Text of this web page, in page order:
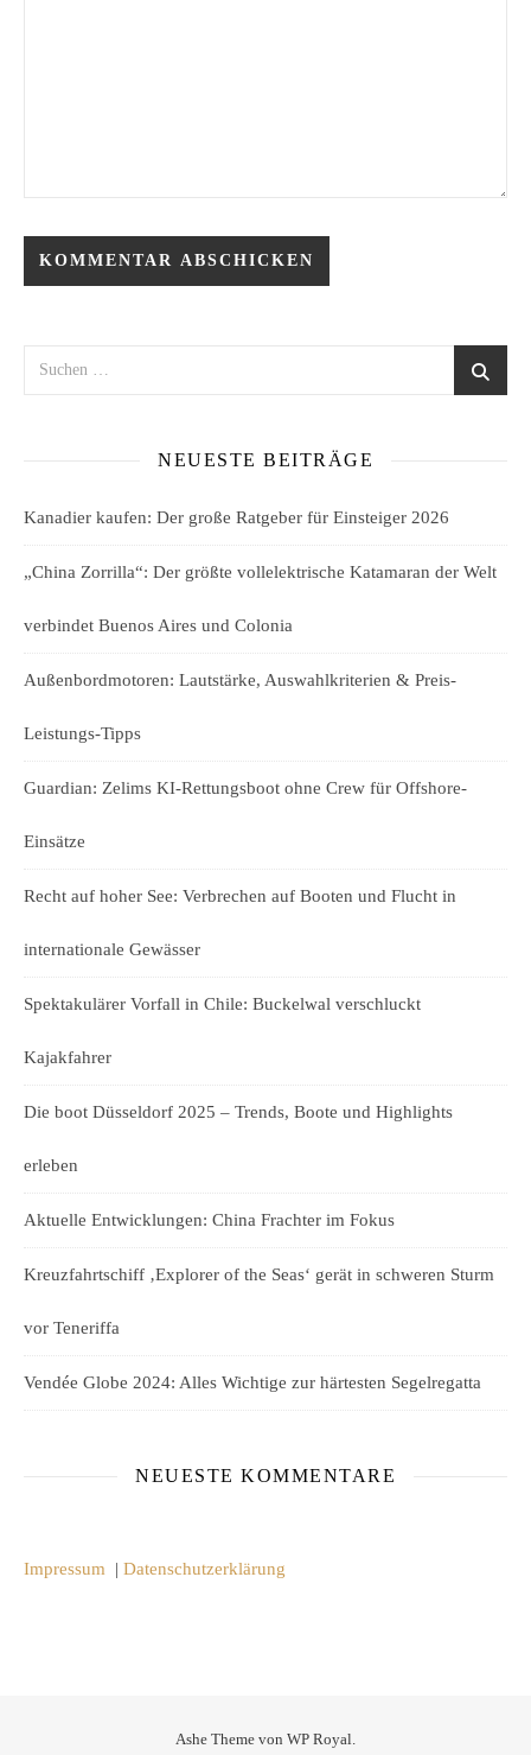
NEUESTE BEITRÄGE
Kanadier kaufen: Der große Ratgeber für Einsteiger 2026
„China Zorrilla“: Der größte vollelektrische Katamaran der Welt
verbindet Buenos Aires und Colonia
Außenbordmotoren: Lautstärke, Auswahlkriterien & Preis-
Leistungs-Tipps
Guardian: Zelims KI-Rettungsboot ohne Crew für Offshore-
Einsätze
Recht auf hoher See: Verbrechen auf Booten und Flucht in
internationale Gewässer
Spektakulärer Vorfall in Chile: Buckelwal verschluckt
Kajakfahrer
Die boot Düsseldorf 2025 – Trends, Boote und Highlights
erleben
Aktuelle Entwicklungen: China Frachter im Fokus
Kreuzfahrtschiff ‚Explorer of the Seas‘ gerät in schweren Sturm
vor Teneriffa
Vendée Globe 2024: Alles Wichtige zur härtesten Segelregatta
NEUESTE KOMMENTARE
Impressum | Datenschutzerklärung
Ashe Theme von WP Royal.